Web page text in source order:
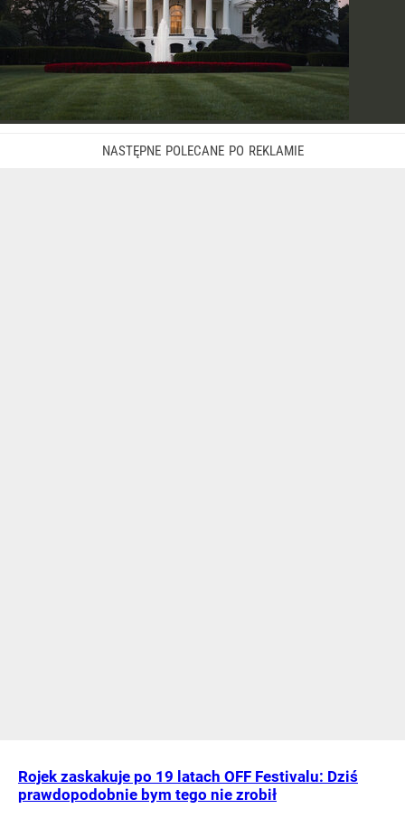
Rojek zaskakuje po 19 latach OFF Festivalu: Dziś
prawdopodobnie bym tego nie zrobił